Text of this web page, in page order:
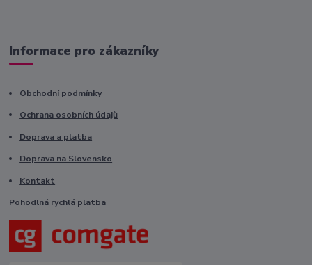
Informace pro zákazníky
Obchodní podmínky
Ochrana osobních údajů
Doprava a platba
Doprava na Slovensko
Kontakt
Pohodlná rychlá platba